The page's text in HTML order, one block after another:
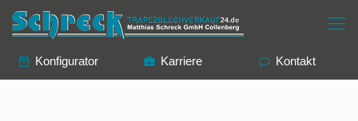
Konfigurator Karriere Kontakt